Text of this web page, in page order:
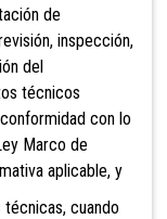
de
inspección,
del
técnicos
con lo
Marco de
aplicable, y
cuando